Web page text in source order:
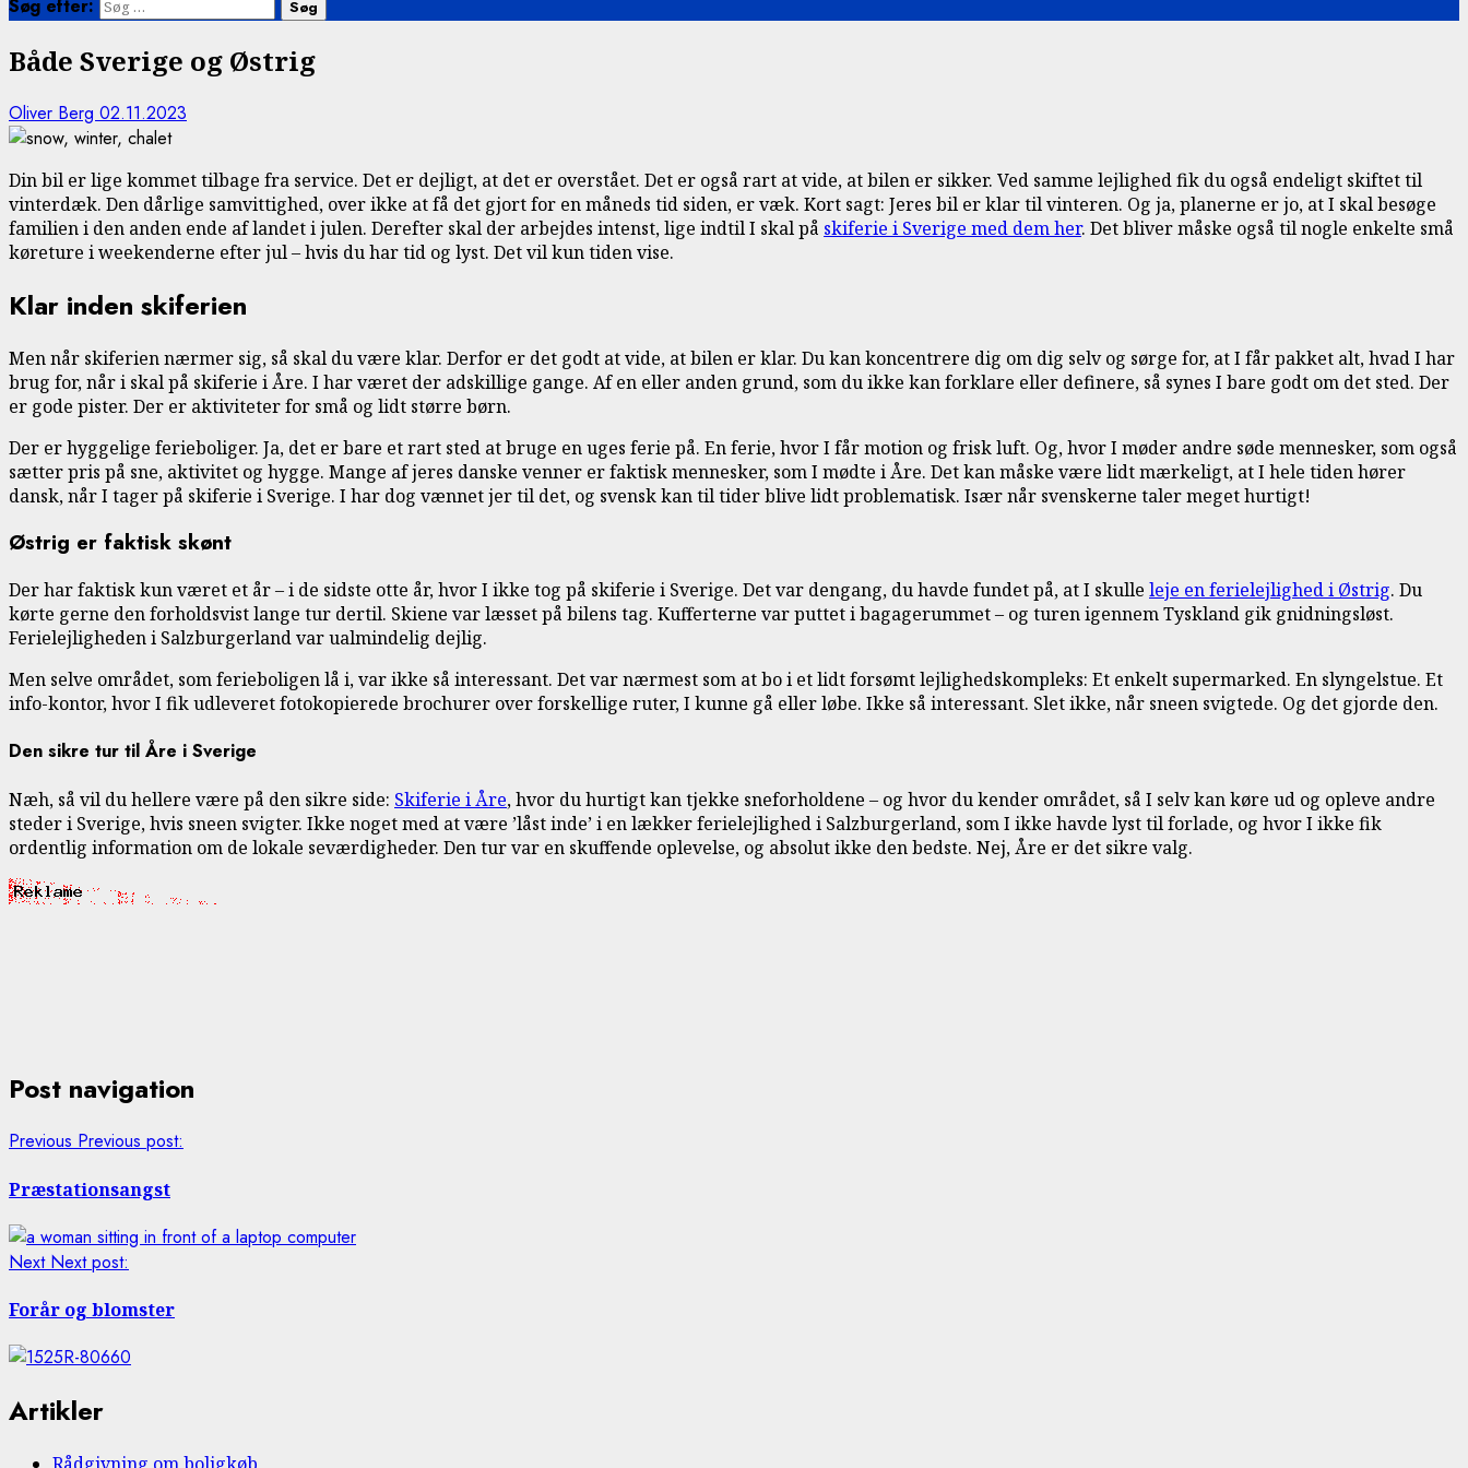
Søg efter:
Både Sverige og Østrig
Oliver Berg 02.11.2023
Din bil er lige kommet tilbage fra service. Det er dejligt, at det er overstået. Det er også rart at vide, at bilen er sikker. Ved samme lejlighed fik du også endeligt skiftet til
vinterdæk. Den dårlige samvittighed, over ikke at få det gjort for en måneds tid siden, er væk. Kort sagt: Jeres bil er klar til vinteren. Og ja, planerne er jo, at I skal besøge
familien i den anden ende af landet i julen. Derefter skal der arbejdes intenst, lige indtil I skal på skiferie i Sverige med dem her. Det bliver måske også til nogle enkelte små
køreture i weekenderne efter jul – hvis du har tid og lyst. Det vil kun tiden vise.
Klar inden skiferien
Men når skiferien nærmer sig, så skal du være klar. Derfor er det godt at vide, at bilen er klar. Du kan koncentrere dig om dig selv og sørge for, at I får pakket alt, hvad I har
brug for, når i skal på skiferie i Åre. I har været der adskillige gange. Af en eller anden grund, som du ikke kan forklare eller definere, så synes I bare godt om det sted. Der
er gode pister. Der er aktiviteter for små og lidt større børn.
Der er hyggelige ferieboliger. Ja, det er bare et rart sted at bruge en uges ferie på. En ferie, hvor I får motion og frisk luft. Og, hvor I møder andre søde mennesker, som også
sætter pris på sne, aktivitet og hygge. Mange af jeres danske venner er faktisk mennesker, som I mødte i Åre. Det kan måske være lidt mærkeligt, at I hele tiden hører
dansk, når I tager på skiferie i Sverige. I har dog vænnet jer til det, og svensk kan til tider blive lidt problematisk. Især når svenskerne taler meget hurtigt!
Østrig er faktisk skønt
Der har faktisk kun været et år – i de sidste otte år, hvor I ikke tog på skiferie i Sverige. Det var dengang, du havde fundet på, at I skulle leje en ferielejlighed i Østrig. Du
kørte gerne den forholdsvist lange tur dertil. Skiene var læsset på bilens tag. Kufferterne var puttet i bagagerummet – og turen igennem Tyskland gik gnidningsløst.
Ferielejligheden i Salzburgerland var ualmindelig dejlig.
Men selve området, som ferieboligen lå i, var ikke så interessant. Det var nærmest som at bo i et lidt forsømt lejlighedskompleks: Et enkelt supermarked. En slyngelstue. Et
info-kontor, hvor I fik udleveret fotokopierede brochurer over forskellige ruter, I kunne gå eller løbe. Ikke så interessant. Slet ikke, når sneen svigtede. Og det gjorde den.
Den sikre tur til Åre i Sverige
Næh, så vil du hellere være på den sikre side: Skiferie i Åre, hvor du hurtigt kan tjekke sneforholdene – og hvor du kender området, så I selv kan køre ud og opleve andre
steder i Sverige, hvis sneen svigter. Ikke noget med at være ’låst inde’ i en lækker ferielejlighed i Salzburgerland, som I ikke havde lyst til forlade, og hvor I ikke fik
ordentlig information om de lokale seværdigheder. Den tur var en skuffende oplevelse, og absolut ikke den bedste. Nej, Åre er det sikre valg.
Post navigation
Previous Previous post:
Præstationsangst
Next Next post:
Forår og blomster
Artikler